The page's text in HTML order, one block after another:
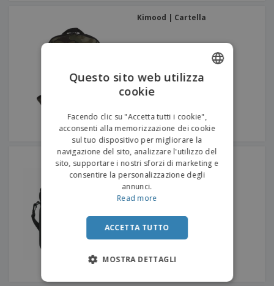
Kimood | Cartella
custodia per laptop in
neoprene
Questo sito web utilizza
cookie
Facendo clic su "Accetta tutti i cookie",
acconsenti alla memorizzazione dei cookie
sul tuo dispositivo per migliorare la
navigazione del sito, analizzare l'utilizzo del
sito, supportare i nostri sforzi di marketing e
consentire la personalizzazione degli
annunci.
Read more
ACCETTA TUTTO
MOSTRA DETTAGLI